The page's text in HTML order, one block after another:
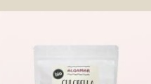
Auf die